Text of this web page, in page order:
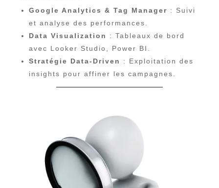
Google Analytics & Tag Manager : Suivi
et analyse des performances.
Data Visualization
: Tableaux de bord
avec Looker Studio, Power BI.
Stratégie Data-Driven
: Exploitation des
insights pour affiner les campagnes.